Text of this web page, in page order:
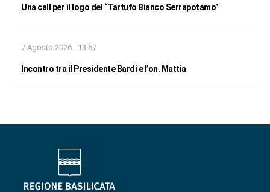
Una call per il logo del “Tartufo Bianco Serrapotamo”
7 Agosto 2026 - 13:57
Incontro tra il Presidente Bardi e l’on. Mattia